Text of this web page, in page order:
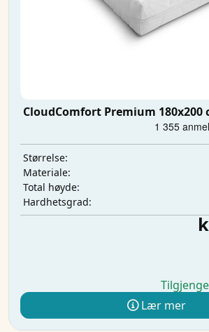
CloudComfort Premium 180x200
Størrelse:
Materiale:
Total høyde:
Hardhetsgrad:
Lær mer